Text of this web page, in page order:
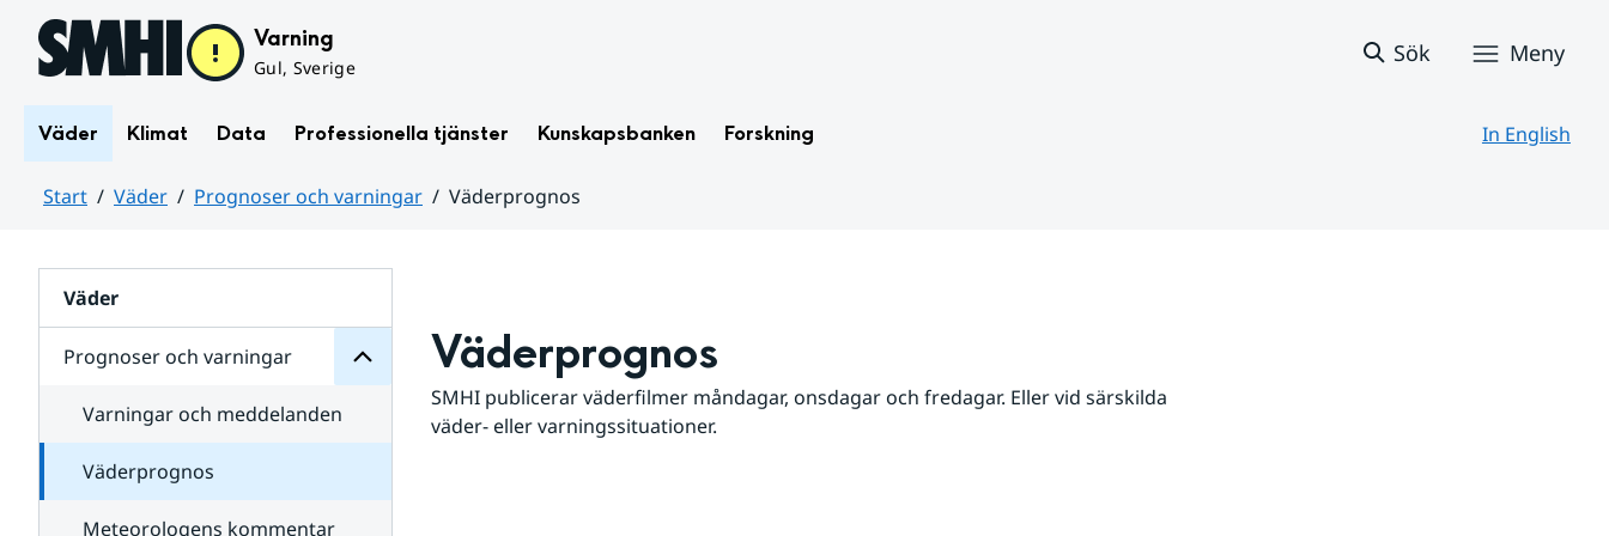
Hoppa till sidans innehåll Varning
Gul, Sverige
Sök Meny
Väder Klimat Data Professionella tjänster Kunskapsbanken Forskning In English
Start Väder Prognoser och varningar
Väderprognos
Väder
Prognoser och varningar
för
varningar
Varningar och meddelanden
Väderprognos
Meteorologens kommentar
Väderprognos
SMHI publicerar väderfilmer måndagar, onsdagar och fredagar. Eller vid särskilda
väder- eller varningssituationer.